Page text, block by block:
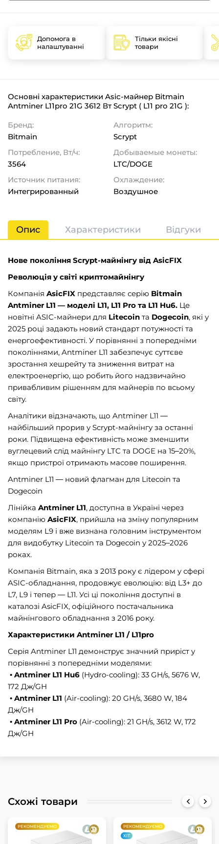
Допомога в
налаштуванні
Тільки якісні
товари
Основні характеристики Asic-майнер Bitmain
Antminer L11pro 21G 3612 Вт Scrypt ( L11 pro 21G ):
Бренд:
Bitmain
Алгоритм:
Scrypt
Потребление, Вт/ч:
3564
Добываемые монеты:
LTC/DOGE
Источник питания:
Интегрированный
Охлаждение:
Воздушное
Опис Характеристики Відгуки
Нове покоління Scrypt-майнінгу від AsicFIX
Революція у світі криптомайнінгу
Компанія AsicFIX представляє серію Bitmain
Antminer L11 — моделі L11, L11 Pro та L11 Hu6. Це
новітні ASIC-майнери для Litecoin та Dogecoin, які у
2025 році задають новий стандарт потужності та
енергоефективності. У порівнянні з попередніми
поколіннями, Antminer L11 забезпечує суттєве
зростання хешрейту та зниження витрат на
електроенергію, що робить його надзвичайно
привабливим рішенням для майнерів по всьому
світу.
Аналітики відзначають, що Antminer L11 —
найбільший прорив у Scrypt-майнінгу за останні
роки. Підвищена ефективність може зменшити
вуглецевий слід майнінгу LTC та DOGE на 15–20%,
якщо пристрої отримають масове поширення.
Antminer L11 — новий флагман для Litecoin та
Dogecoin
Лінійка Antminer L11, доступна в Україні через
компанію AsicFIX, прийшла на зміну популярним
моделям L9 і вже визнана головним інструментом
для видобутку Litecoin та Dogecoin у 2025–2026
роках.
Компанія Bitmain, яка з 2013 року є лідером у сфері
ASIC-обладнання, продовжує еволюцію: від L3+ до
L7, L9 і тепер — L11. Усі ці покоління доступні в
каталозі AsicFIX, офіційного постачальника
майнінгового обладнання з 2016 року.
Характеристики Antminer L11 / L11pro
Серія Antminer L11 демонструє значний приріст у
порівнянні з попередніми моделями:
• Antminer L11 Hu6 (Hydro-cooling): 33 GH/s, 5676 W,
172 Дж/GH
• Antminer L11 (Air-cooling): 20 GH/s, 3680 W, 184
Дж/GH
• Antminer L11 Pro (Air-cooling): 21 GH/s, 3612 W, 172
Дж/GH
Схожі товари
РЕКОМЕНДУЄМО
РЕКОМЕНДУЄМО
ХІТ